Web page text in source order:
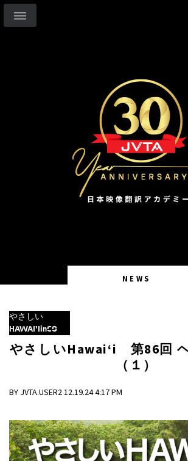
NEWS
やさしい
HAWAI’IinCO
やさしいHawai‘i 第86回
（１）
BY JVTA.USER2 12.19.24 4:17 PM